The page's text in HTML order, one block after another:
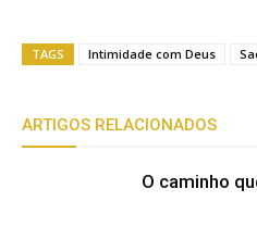
TAGS Intimidade com Deus
ARTIGOS RELACIONADOS
O caminho